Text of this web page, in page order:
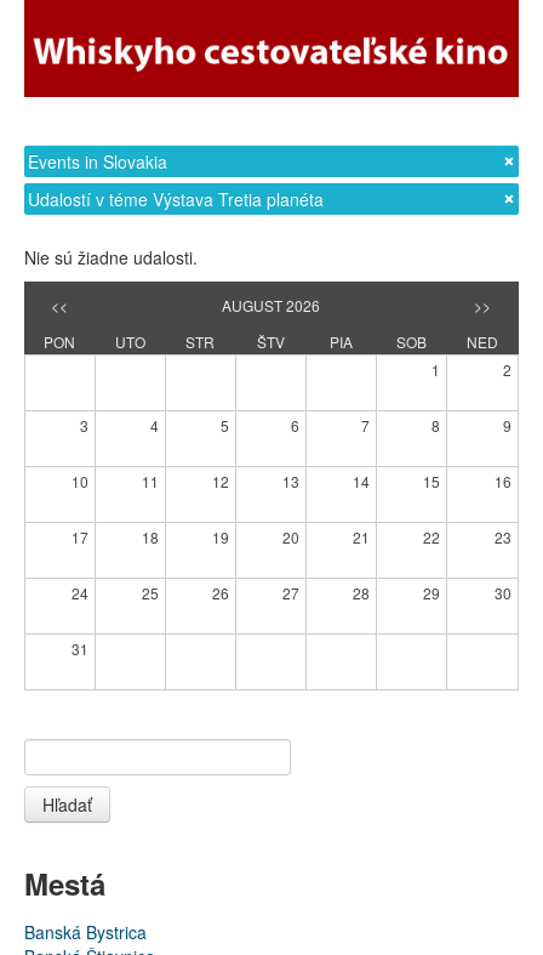
Events in Slovakia
Udalostí v téme Výstava Tretia planéta
Nie sú žiadne udalosti.
<< AUGUST 2026
>>
PON
UTO STR ŠTV PIA SOB
NED
1
2
3 4 5 6 7 8 9
10 11 12 13 14 15 16
17 18 19 20 21 22 23
24 25 26 27 28 29 30
31
Hľadať
Mestá
Banská Bystrica